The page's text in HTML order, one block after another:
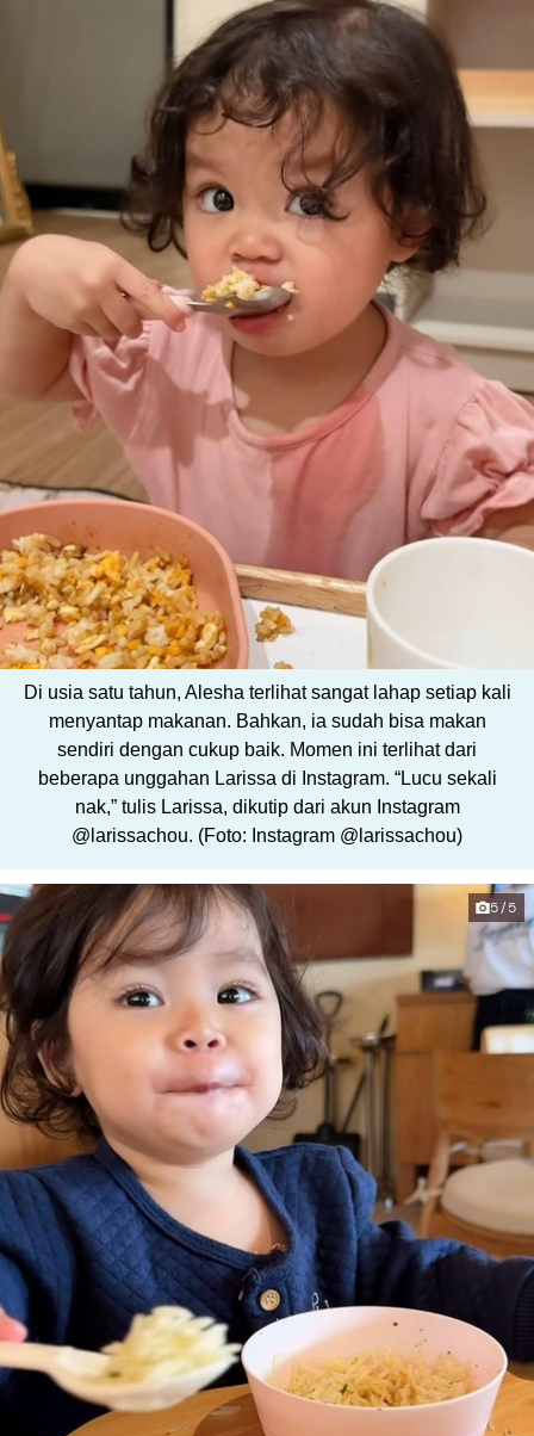
Di usia satu tahun, Alesha terlihat sangat lahap setiap kali
menyantap makanan. Bahkan, ia sudah bisa makan
sendiri dengan cukup baik. Momen ini terlihat dari
beberapa unggahan Larissa di Instagram. “Lucu sekali
nak,” tulis Larissa, dikutip dari akun Instagram
@larissachou. (Foto: Instagram @larissachou)
5/5